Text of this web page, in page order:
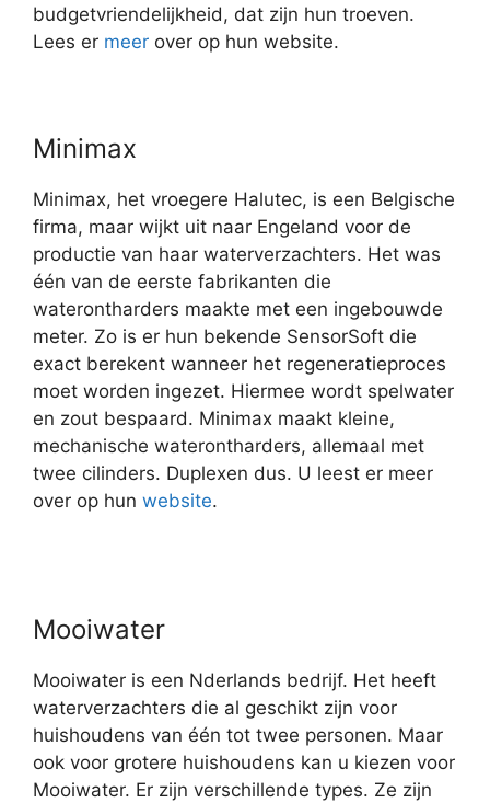
budgetvriendelijkheid, dat zijn hun troeven.
Lees er meer over op hun website.
Minimax
Minimax, het vroegere Halutec, is een Belgische
firma, maar wijkt uit naar Engeland voor de
productie van haar waterverzachters. Het was
één van de eerste fabrikanten die
waterontharders maakte met een ingebouwde
meter. Zo is er hun bekende SensorSoft die
exact berekent wanneer het regeneratieproces
moet worden ingezet. Hiermee wordt spelwater
en zout bespaard. Minimax maakt kleine,
mechanische waterontharders, allemaal met
twee cilinders. Duplexen dus. U leest er meer
over op hun website.
Mooiwater
Mooiwater is een Nderlands bedrijf. Het heeft
waterverzachters die al geschikt zijn voor
huishoudens van één tot twee personen. Maar
ook voor grotere huishoudens kan u kiezen voor
Mooiwater. Er zijn verschillende types. Ze zijn